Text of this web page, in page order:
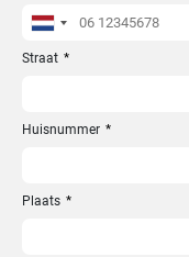
Netherlands
+31
Straat
Huisnummer
Plaats